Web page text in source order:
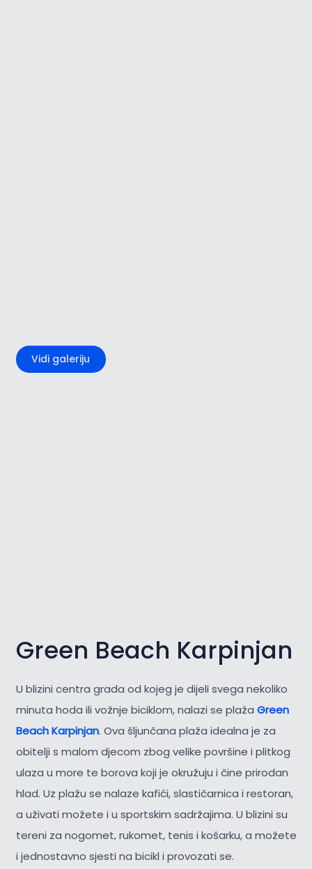
Vidi galeriju
Green Beach Karpinjan
U blizini centra grada od kojeg je dijeli svega nekoliko
minuta hoda ili vožnje biciklom, nalazi se plaža Green
Beach Karpinjan. Ova šljunčana plaža idealna je za
obitelji s malom djecom zbog velike površine i plitkog
ulaza u more te borova koji je okružuju i čine prirodan
hlad. Uz plažu se nalaze kafići, slastičarnica i restoran,
a uživati možete i u sportskim sadržajima. U blizini su
tereni za nogomet, rukomet, tenis i košarku, a možete
i jednostavno sjesti na bicikl i provozati se.